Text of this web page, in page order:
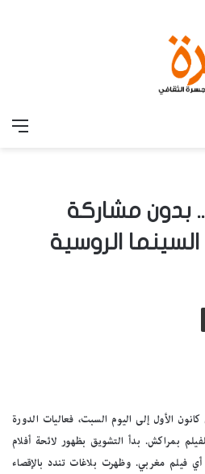
بدون مشاركة
الروسية
الأول إلى اليوم السبت، فعاليات الدورة
بمراكش. بدأ التشويق بظهور لائحة أفلام
فيلم مغربي. وظهرت بلاغات تندد بالإقصاء